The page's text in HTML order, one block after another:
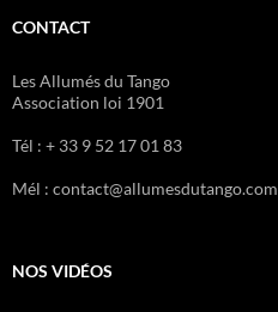
CONTACT
Les Allumés du Tango
Association loi 1901
Tél : + 33 9 52 17 01 83
Mél : contact@allumesdutango.com
NOS VIDÉOS